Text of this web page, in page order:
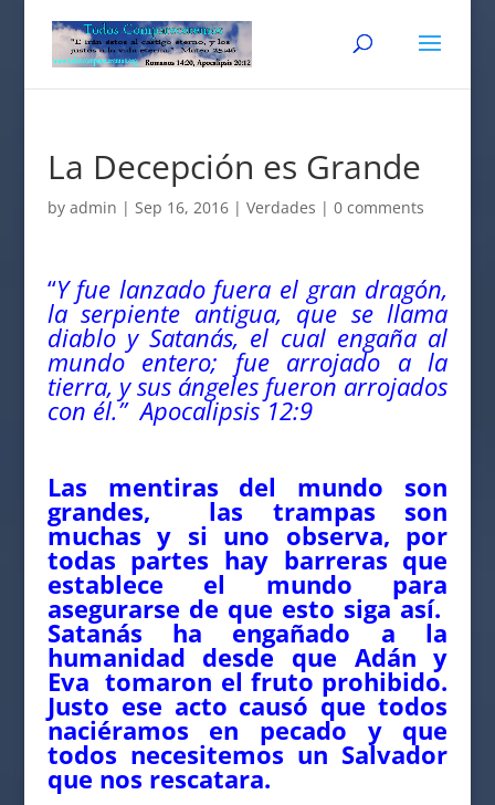
La Decepción es Grande
by admin | Sep 16, 2016| Verdades | 0 comments
“Y fue lanzado fuera el gran dragón,
la serpiente antigua, que se llama
diablo y Satanás, el cual engaña al
mundo entero; fue arrojado a la
tierra, y sus ángeles fueron arrojados
con él.”Apocalipsis 12:9
Las mentiras del mundo son
grandes, las trampas son
muchas y si uno observa, por
todas partes hay barreras que
establece el mundo para
asegurarse de que esto siga así.
Satanás ha engañado a la
humanidad desde que Adán y
Eva tomaron el fruto prohibido.
Justo ese acto causó que todos
naciéramos en pecado y que
todos necesitemos un Salvador
que nos rescatara.